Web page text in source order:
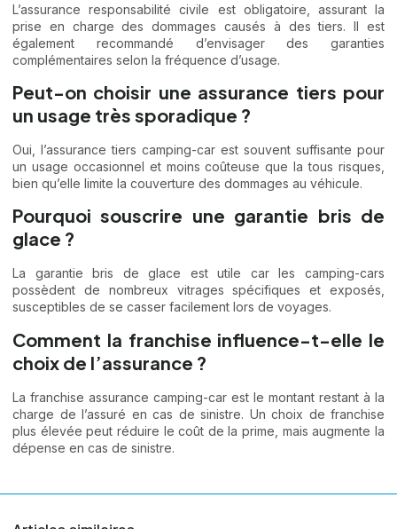
L’assurance responsabilité civile est obligatoire, assurant la
prise en charge des dommages causés à des tiers. Il est
également recommandé d’envisager des garanties
complémentaires selon la fréquence d’usage.
Peut-on choisir une assurance tiers pour
un usage très sporadique ?
Oui, l’assurance tiers camping-car est souvent suffisante pour
un usage occasionnel et moins coûteuse que la tous risques,
bien qu’elle limite la couverture des dommages au véhicule.
Pourquoi souscrire une garantie bris de
glace ?
La garantie bris de glace est utile car les camping-cars
possèdent de nombreux vitrages spécifiques et exposés,
susceptibles de se casser facilement lors de voyages.
Comment la franchise influence-t-elle le
choix de l’assurance ?
La franchise assurance camping-car est le montant restant à la
charge de l’assuré en cas de sinistre. Un choix de franchise
plus élevée peut réduire le coût de la prime, mais augmente la
dépense en cas de sinistre.